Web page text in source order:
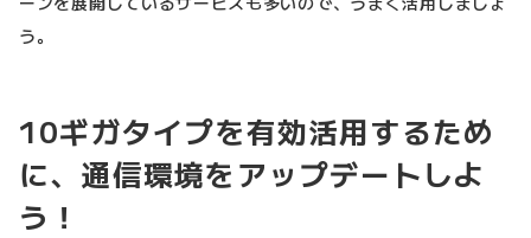
う。
10ギガタイプを有効活用するため
に、通信環境をアップデートしよ
う！